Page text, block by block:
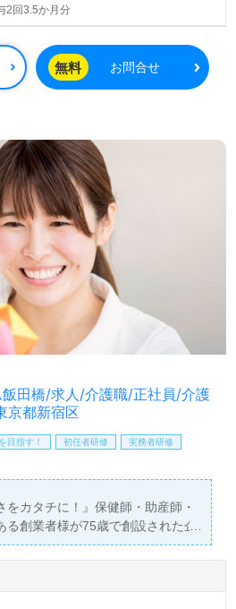
した職場です。特に、終末期や
は、その知識を存分に活かすこと
人ひとりに丁寧に寄り添うことが
用を求める方にも最適です。全国
リアでの勤務もご相談可能です。
談は完全無料で、非公開求人の取
紹介専任コンサルタントがあな
、年収交渉や職場環境のヒアリ
護職を検討している方は、ぜひこ
さい。あなたのキャリアに新た
スです。
2回3.5か月分
無料 お問合せ
飯田橋/求人/介護職/正社員/介護
京都新宿区
目指す！ 初任者研修 実務者研修
をカタチに！』保健師・助産師・
創業者様が75歳で創設された企
月給316,700円～325,000円 /賞与
資格者向け求人＊『江戸川橋